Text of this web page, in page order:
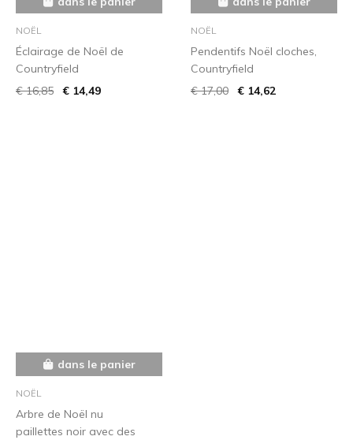
NOËL
Éclairage de Noël de
Countryfield
€ 16,85
€ 14,49
NOËL
Pendentifs Noël cloches,
Countryfield
€ 17,00
€ 14,62
dans le panier
NOËL
Arbre de Noël nu
paillettes noir avec des